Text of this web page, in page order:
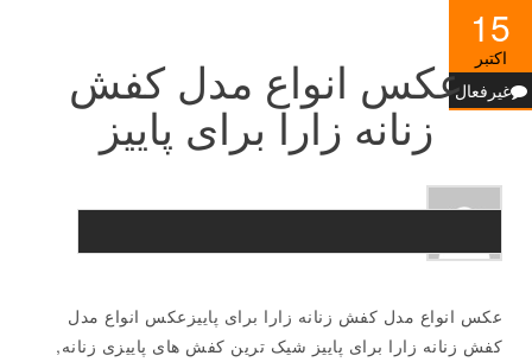
15
اکتبر
غیرفعالعکس انواع مدل کفش
زنانه زارا برای پاییز
عکس انواع مدل کفش زنانه زارا برای پاییزعکس انواع مدل
کفش زنانه زارا برای پاییز شیک ترین کفش های پاییزی زنانه,